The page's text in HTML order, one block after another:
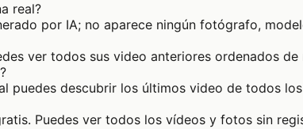
real?
por IA; no aparece ningún fotógrafo,
ver todos sus video anteriores ordenados
puedes descubrir los últimos video de todos
Puedes ver todos los vídeos y fotos sin